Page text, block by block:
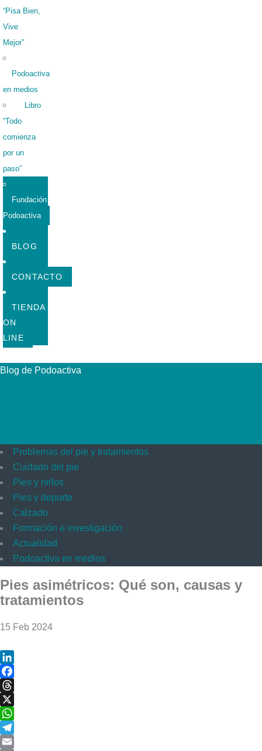
“Pisa Bien,
Vive
Mejor”
Podoactiva
en medios
Libro
“Todo
comienza
por un
paso”
Fundación
Podoactiva
BLOG
CONTACTO
TIENDA
ON
LINE
Blog de Podoactiva
Problemas del pie y tratamientos
Cuidado del pie
Pies y niños
Pies y deporte
Calzado
Formación e investigación
Actualidad
Podoactiva en medios
Pies asimétricos: Qué son, causas y
tratamientos
15 Feb 2024
LinkedIn
Facebook
Threads
X
WhatsApp
Telegram